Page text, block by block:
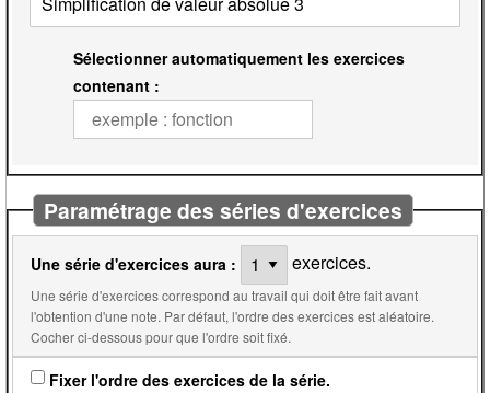
Sélectionner automatiquement les exercices
contenant :
Paramétrage des séries d'exercices
Une série d'exercices aura : exercices.
Une série d'exercices correspond au travail qui doit être fait avant
l'obtention d'une note. Par défaut, l'ordre des exercices est aléatoire.
Cocher ci-dessous pour que l'ordre soit fixé.
Fixer l'ordre des exercices de la série.